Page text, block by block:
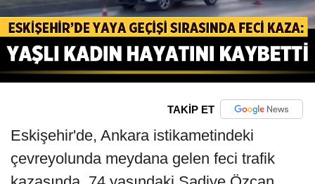
TAKİP ET
Eskişehir'de, Ankara istikametindeki
çevreyolunda meydana gelen feci trafik